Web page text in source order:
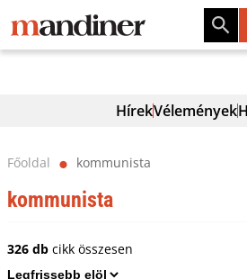
HírekVélemények
Főoldal ⬤ kommunista
kommunista
326 dbcikk összesen